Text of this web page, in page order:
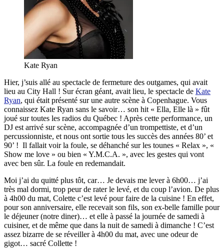
Kate Ryan
Hier, j’suis allé au spectacle de fermeture des outgames, qui avait
lieu au City Hall ! Sur écran géant, avait lieu, le spectacle de Kate
Ryan, qui était présenté sur une autre scène à Copenhague. Vous
connaissez Kate Ryan sans le savoir… son hit « Ella, Elle là » fût
joué sur toutes les radios du Québec ! Après cette performance, un
DJ est arrivé sur scène, accompagnée d’un trompettiste, et d’un
percussionniste, et nous ont sortie tous les succès des années 80’ et
90’ ! Il fallait voir la foule, se déhanché sur les tounes « Relax », «
Show me love » ou bien « Y.M.C.A. », avec les gestes qui vont
avec ben sûr. La foule en redemandait.
Moi j’ai du quitté plus tôt, car… Je devais me lever à 6h00… j’ai
très mal dormi, trop peur de rater le levé, et du coup l’avion. De plus
à 4h00 du mat, Colette c’est levé pour faire de la cuisine ! En effet,
pour son anniversaire, elle recevait son fils, son ex-belle famille pour
le déjeuner (notre diner)… et elle à passé la journée de samedi à
cuisiner, et de même que dans la nuit de samedi à dimanche ! C’est
assez bizarre de se réveiller à 4h00 du mat, avec une odeur de
gigot… sacré Collette !